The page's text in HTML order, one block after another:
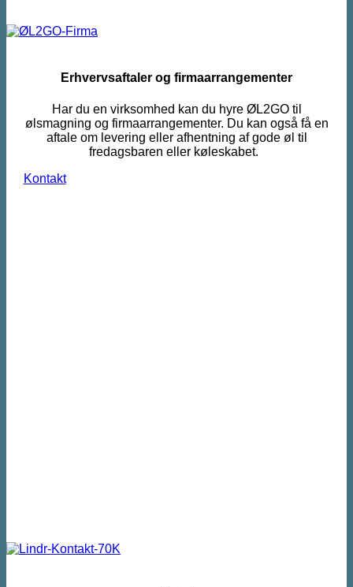
Erhvervsaftaler og firmaarrangementer
Har du en virksomhed kan du hyre ØL2GO til
ølsmagning og firmaarrangementer. Du kan også få en
aftale om levering eller afhentning af gode øl til
fredagsbaren eller køleskabet.
Kontakt